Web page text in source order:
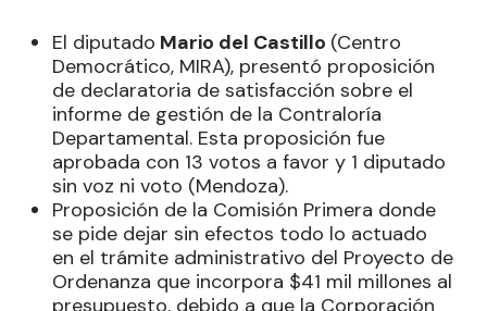
El diputado Mario del Castillo (Centro
Democrático, MIRA), presentó proposición
de declaratoria de satisfacción sobre el
informe de gestión de la Contraloría
Departamental. Esta proposición fue
aprobada con 13 votos a favor y 1 diputado
sin voz ni voto (Mendoza).
Proposición de la Comisión Primera donde
se pide dejar sin efectos todo lo actuado
en el trámite administrativo del Proyecto de
Ordenanza que incorpora $41 mil millones al
presupuesto, debido a que la Corporación